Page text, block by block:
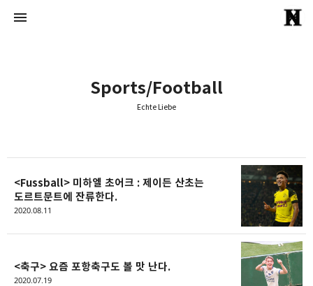
Sports/Football
Echte Liebe
<Fussball> 미하엘 초어크 : 제이든 산초는
도르트문트에 잔류한다.
2020.08.11
<축구> 요즘 포항축구도 볼 맛 난다.
2020.07.19
Echte Liebe